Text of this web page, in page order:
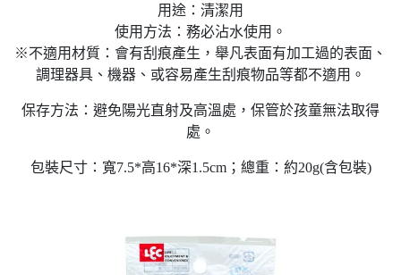
用途：清潔用
使用方法：務必沾水使用。
※不適用材質：會有刮痕產生，舉凡表面有加工過的表面、
調理器具、機器、或容易產生刮痕物品等都不適用。
保存方法：避免陽光直射及高溫處，保管於孩童無法取得
處。
包裝尺寸：寬7.5*高16*深1.5cm；總重：約20g(含包裝)